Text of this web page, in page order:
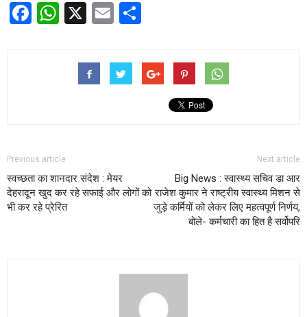
Facebook
WhatsApp
X Email
Previous article
स्वच्छता का शानदार संदेश : मेयर
देहरादून खुद कर रहे सफाई और लोगों को
भी कर रहे प्रेरित
Next article
Big News : स्वास्थ्य सचिव डा आर
राजेश कुमार ने राष्ट्रीय स्वास्थ्य मिशन से
जुड़े कर्मियों को लेकर लिए महत्वपूर्ण निर्णय,
बोले- कर्मचारी का हित है सर्वोपरि